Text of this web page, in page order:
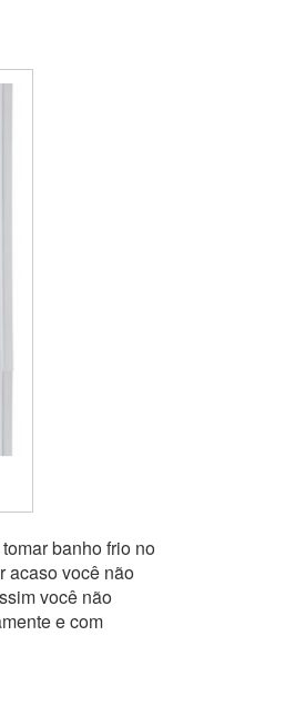
banho frio no
acaso você não
você não
e com